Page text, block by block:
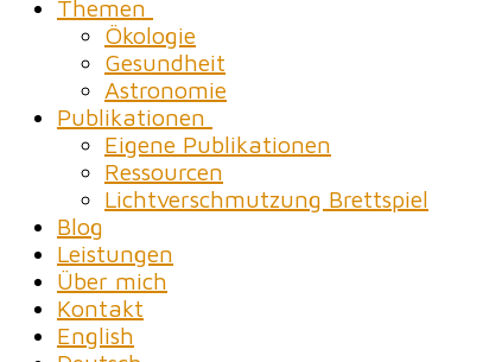
Themen
Ökologie
Gesundheit
Astronomie
Publikationen
Eigene Publikationen
Ressourcen
Lichtverschmutzung Brettspiel
Blog
Leistungen
Über mich
Kontakt
English